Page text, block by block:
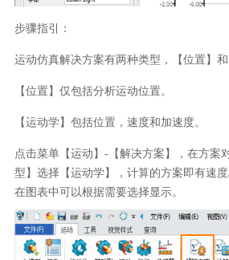
步骤指引：
运动仿真解决方案有两种类型，【位置】和
【位置】仅包括分析运动位置。
【运动学】包括位置，速度和加速度。
点击菜单【运动】-【解决方案】，在方案
型】选择【运动学】，计算的方案即有速
在图表中可以根据需要选择显示。